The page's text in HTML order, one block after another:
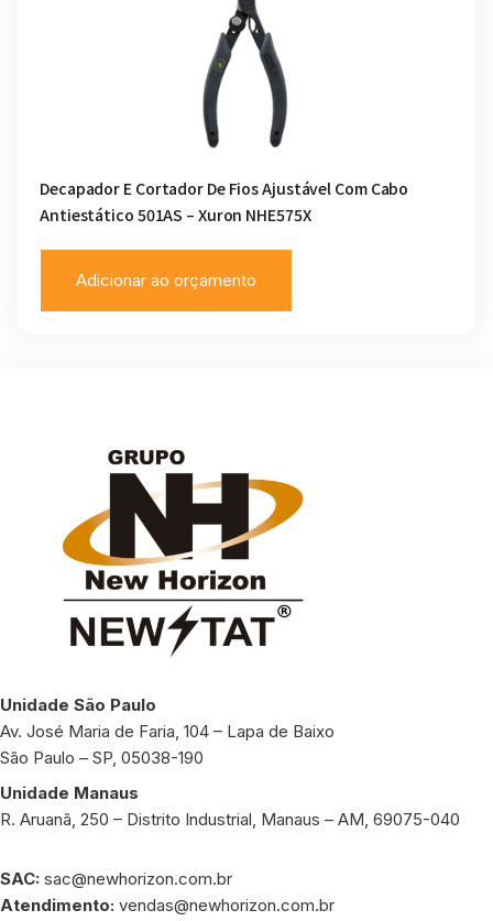
Decapador E Cortador De Fios Ajustável Com Cabo
Antiestático 501AS – Xuron NHE575X
Adicionar ao orçamento
Unidade São Paulo
Av. José Maria de Faria, 104 – Lapa de Baixo
São Paulo – SP, 05038-190
Unidade Manaus
R. Aruanã, 250 – Distrito Industrial, Manaus – AM, 69075-040
SAC: sac@newhorizon.com.br
Atendimento: vendas@newhorizon.com.br